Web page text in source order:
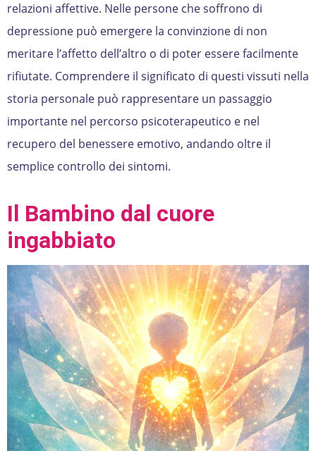
relazioni affettive. Nelle persone che soffrono di
depressione può emergere la convinzione di non
meritare l’affetto dell’altro o di poter essere facilmente
rifiutate. Comprendere il significato di questi vissuti nella
storia personale può rappresentare un passaggio
importante nel percorso psicoterapeutico e nel
recupero del benessere emotivo, andando oltre il
semplice controllo dei sintomi.
Il Bambino dal cuore
ingabbiato